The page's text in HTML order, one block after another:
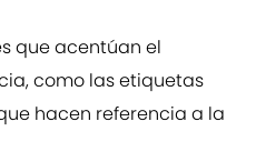
que acentúan el
como las etiquetas
hacen referencia a la